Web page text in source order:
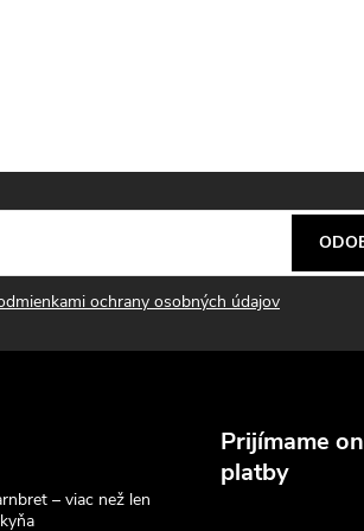
ochrany osobných údajov
– viac než len
Prijímame
platby